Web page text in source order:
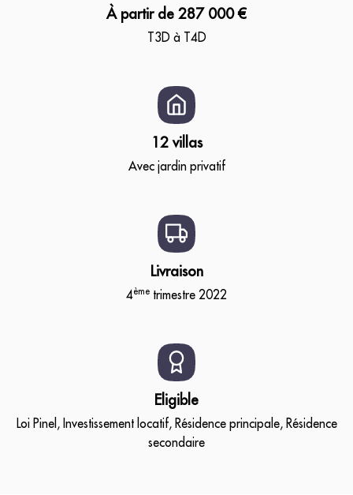
À partir de 287 000 €
T3D à T4D
12 villas
Avec jardin privatif
Livraison
4ème trimestre 2022
Eligible
Loi Pinel, Investissement locatif, Résidence principale, Résidence
secondaire